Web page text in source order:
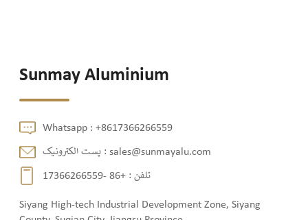
Sunmay Aluminium
Whatsapp :+8617366266559
پست الکترونیک :sales@sunmayalu.com
تلفن : +86 -17366266559
Siyang High-tech Industrial Development Zone, Siyang